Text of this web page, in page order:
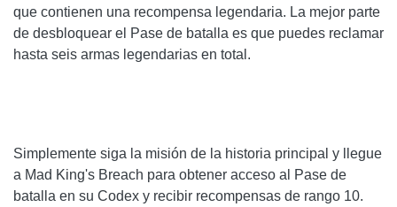
que contienen una recompensa legendaria. La mejor parte
de desbloquear el Pase de batalla es que puedes reclamar
hasta seis armas legendarias en total.
Simplemente siga la misión de la historia principal y llegue
a Mad King's Breach para obtener acceso al Pase de
batalla en su Codex y recibir recompensas de rango 10.